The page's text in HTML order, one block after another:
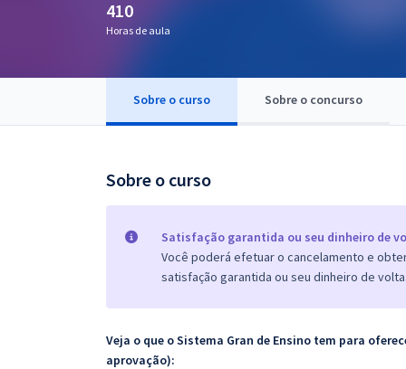
Questões grátis
410
Horas de aula
Sobre o curso Sobre o concurso
Sobre o curso
Satisfação garantida ou seu dinheiro de
Você poderá efetuar o cancelamento e
satisfação garantida ou seu dinheiro de volta.
Veja o que o Sistema Gran de Ensino tem para
aprovação):